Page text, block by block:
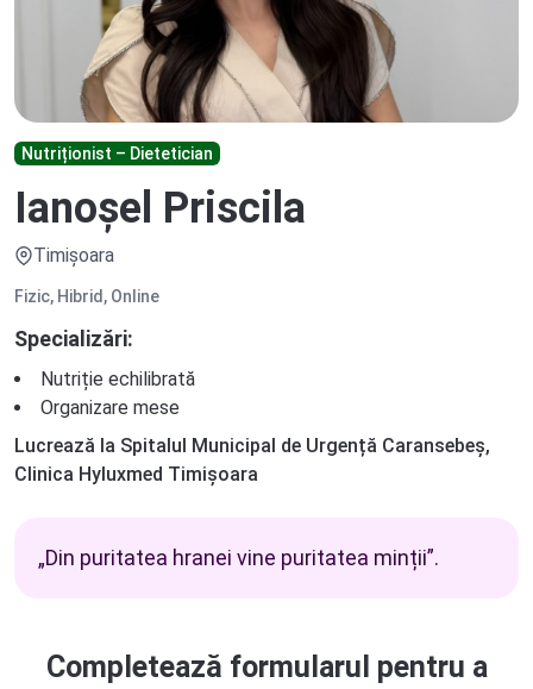
Nutriționist – Dietetician
Ianoșel Priscila
Timișoara
Fizic, Hibrid, Online
Specializări:
Nutriție echilibrată
Organizare mese
Lucrează la Spitalul Municipal de Urgență Caransebeș,
Clinica Hyluxmed Timișoara
„Din puritatea hranei vine puritatea minții”.
Completează formularul pentru a